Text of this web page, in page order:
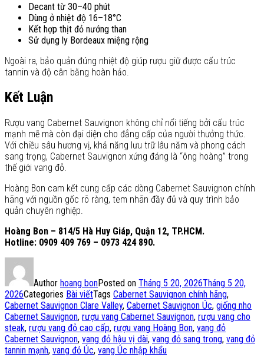
Decant từ 30–40 phút
Dùng ở nhiệt độ 16–18°C
Kết hợp thịt đỏ nướng than
Sử dụng ly Bordeaux miệng rộng
Ngoài ra, bảo quản đúng nhiệt độ giúp rượu giữ được cấu trúc
tannin và độ cân bằng hoàn hảo.
Kết Luận
Rượu vang Cabernet Sauvignon không chỉ nổi tiếng bởi cấu trúc
mạnh mẽ mà còn đại diện cho đẳng cấp của người thưởng thức.
Với chiều sâu hương vị, khả năng lưu trữ lâu năm và phong cách
sang trọng, Cabernet Sauvignon xứng đáng là “ông hoàng” trong
thế giới vang đỏ.
Hoàng Bon cam kết cung cấp các dòng Cabernet Sauvignon chính
hãng với nguồn gốc rõ ràng, tem nhãn đầy đủ và quy trình bảo
quản chuyên nghiệp.
Hoàng Bon – 814/5 Hà Huy Giáp, Quận 12, TP.HCM.
Hotline: 0909 409 769 – 0973 424 890.
Author hoang bonPosted on Tháng 5 20, 2026Tháng 5 20,
2026Categories Bài viếtTags Cabernet Sauvignon chính hãng,
Cabernet Sauvignon Clare Valley, Cabernet Sauvignon Úc, giống nho
Cabernet Sauvignon, rượu vang Cabernet Sauvignon, rượu vang cho
steak, rượu vang đỏ cao cấp, rượu vang Hoàng Bon, vang đỏ
Cabernet Sauvignon, vang đỏ hậu vị dài, vang đỏ sang trọng, vang đỏ
tannin mạnh, vang đỏ Úc, vang Úc nhập khẩu